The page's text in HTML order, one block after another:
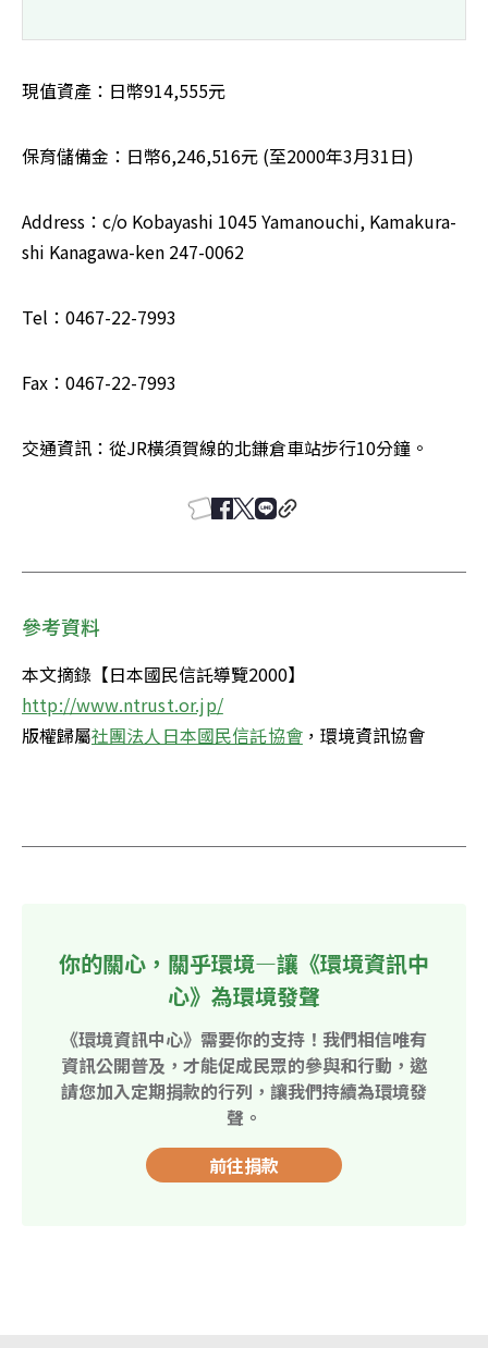
現值資產：日幣914,555元
保育儲備金：日幣6,246,516元 (至2000年3月31日)
Address：c/o Kobayashi 1045 Yamanouchi, Kamakura-
shi Kanagawa-ken 247-0062
Tel：0467-22-7993
Fax：0467-22-7993
交通資訊：從JR橫須賀線的北鎌倉車站步行10分鐘。
參考資料
本文摘錄【日本國民信託導覽2000】
http://www.ntrust.or.jp/
版權歸屬社團法人日本國民信託協會，環境資訊協會
你的關心，關乎環境—讓《環境資訊中
心》為環境發聲
《環境資訊中心》需要你的支持！我們相信唯有
資訊公開普及，才能促成民眾的參與和行動，邀
請您加入定期捐款的行列，讓我們持續為環境發
聲。
前往捐款